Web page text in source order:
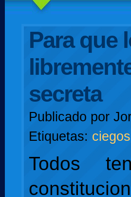
Para que
secreta
Publicado por
Etiquetas: ciegos
Todos